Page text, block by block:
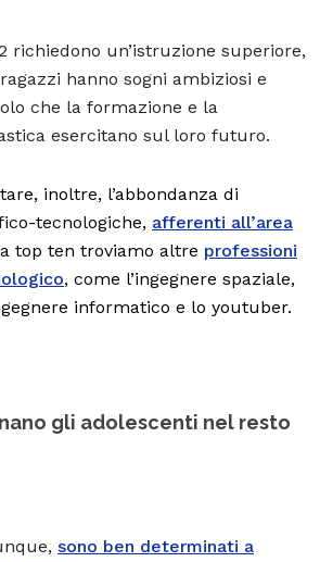
richiedono un’istruzione superiore,
hanno sogni ambiziosi e
che la formazione e la
esercitano sul loro futuro.
inoltre, l’abbondanza di
tecnologiche, afferenti all’area
top ten troviamo altre professioni
, come l’ingegnere spaziale,
informatico e lo youtuber.
gli adolescenti nel resto
sono ben determinati a